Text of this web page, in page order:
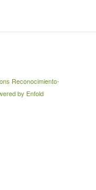
Reconocimiento-
by Enfold